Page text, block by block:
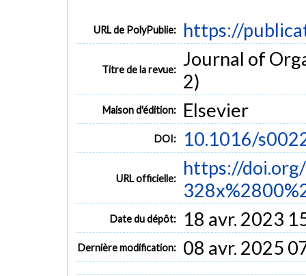
URL de PolyPublie: https://
Titre de la revue: Journal of
2)
Maison d'édition: Elsevier
DOI: 10.1016/
URL officielle:
https://
Date du dépôt: 18 avr. 2023
Dernière modification: 08 avr. 2025